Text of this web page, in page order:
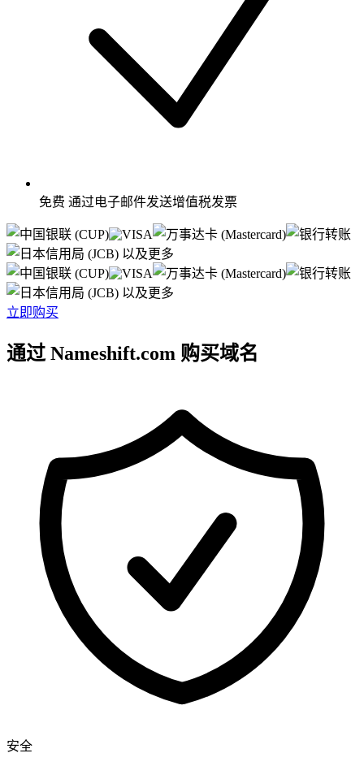
免费 通过电子邮件发送增值税发票
以及更多
以及更多
立即购买
通过 Nameshift.com 购买域名
安全